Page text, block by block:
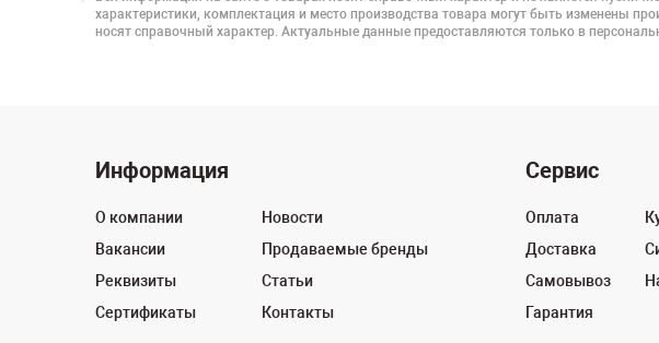
характеристики, комплектация и место производства товара могут быть изменены
носят справочный характер. Актуальные данные предоставляются только в
Информация
О компании
Вакансии
Реквизиты
Сертификаты
Новости
Продаваемые бренды
Статьи
Контакты
Сервис
Оплата
Доставка
Самовывоз
Гарантия